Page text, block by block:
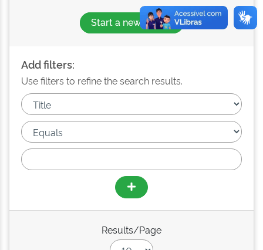
Start a new search
Add filters:
Use filters to refine the search results.
Results/Page